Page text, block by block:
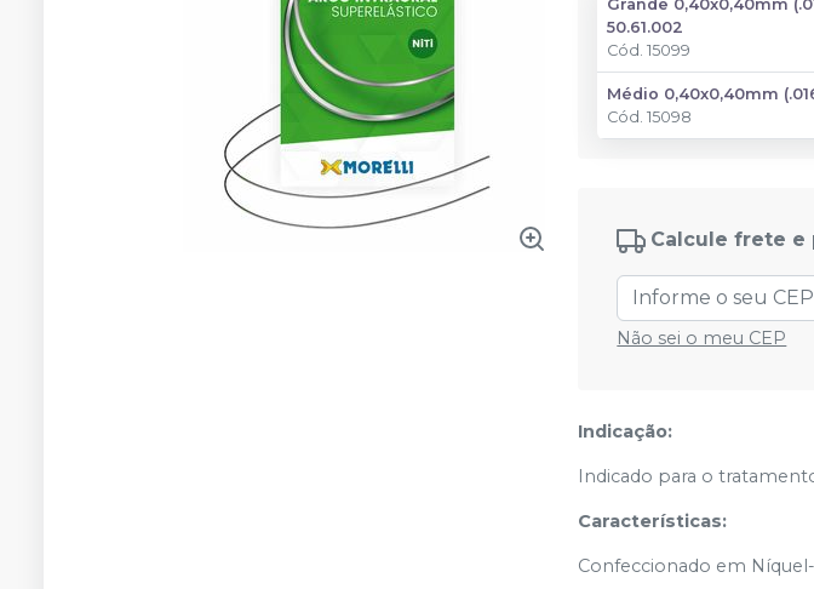
Grande 0,40x0,40mm
50.61.002
Cód.15099
Médio 0,40x0,40mm
Cód.15098
Calcule frete e
Não sei o meu CEP
Indicação:
Indicado para o
Características:
Confeccionado em